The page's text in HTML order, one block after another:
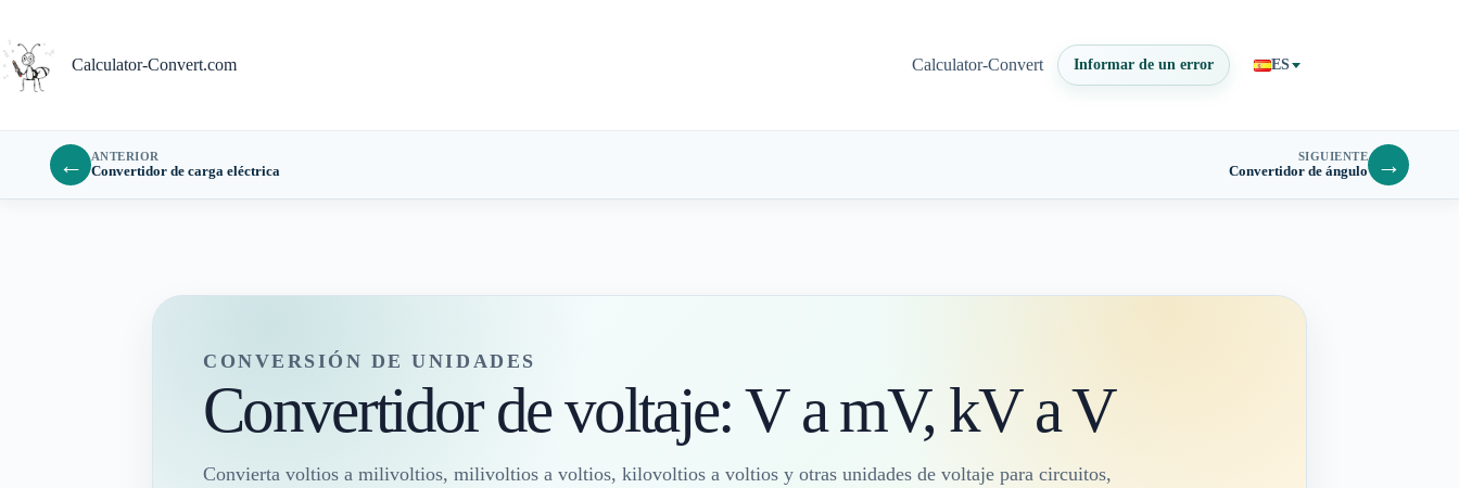
contenido
Calculator-Convert.com
Calculator-Convert Informar de un error ES
← ANTERIOR
Convertidor de carga eléctrica
SIGUIENTE
Convertidor de ángulo →
CONVERSIÓN DE UNIDADES
Convertidor de voltaje: V a mV, kV a V
Convierta voltios a milivoltios, milivoltios a voltios, kilovoltios a voltios y otras unidades de voltaje para circuitos,